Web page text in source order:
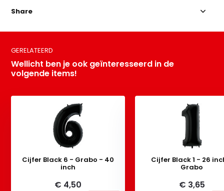
Share
GERELATEERD
Wellicht ben je ook geïnteresseerd in de
volgende items!
Cijfer Black 6 - Grabo - 40
inch
€ 4,50
Cijfer Black 1 - 26
Grabo
€ 3,65